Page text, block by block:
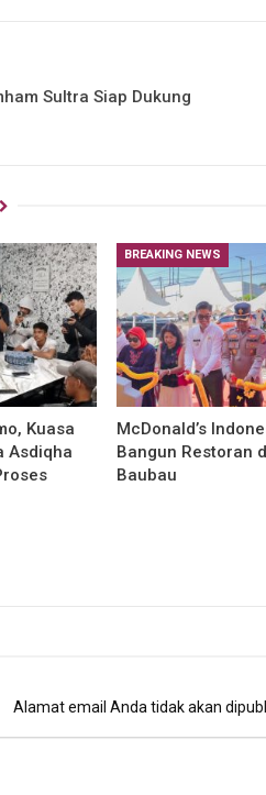
Sultra Siap Dukung
Kuasa
Asdiqha
BREAKING NEWS
McDonald’s
Bangun Restoran
Baubau
Alamat email Anda tidak akan